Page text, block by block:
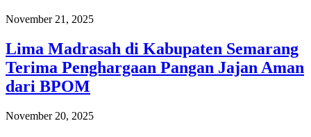
November 21, 2025
Lima Madrasah di Kabupaten Semarang
Terima Penghargaan Pangan Jajan Aman
dari BPOM
November 20, 2025